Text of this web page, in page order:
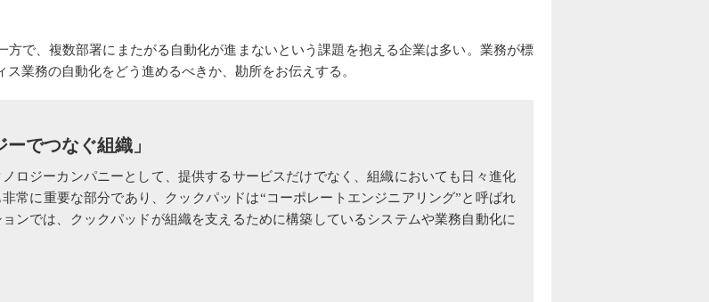
方で、複数部署にまたがる自動化が進まないという課題を抱える企業は多い。業務が標
業務の自動化をどう進めるべきか、勘所をお伝えする。
でつなぐ組織」
ロジーカンパニーとして、提供するサービスだけでなく、組織においても日々進化
常に重要な部分であり、クックパッドは“コーポレートエンジニアリング”と呼ばれ
ンでは、クックパッドが組織を支えるために構築しているシステムや業務自動化に